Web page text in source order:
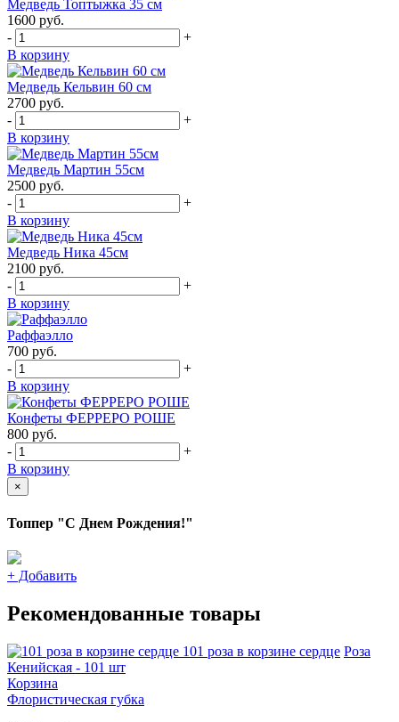
Медведь Топтыжка 35 см
1600 руб.
-
+
В корзину
Медведь Кельвин 60 см
2700 руб.
-
+
В корзину
Медведь Мартин 55см
2500 руб.
-
+
В корзину
Медведь Ника 45см
2100 руб.
-
+
В корзину
Раффаэлло
700 руб.
-
+
В корзину
Конфеты ФЕРРЕРО РОШЕ
800 руб.
-
+
В корзину
×
Топпер "С Днем Рождения!"
+ Добавить
Рекомендованные товары
101 роза в корзине сердце Роза
Кенийская - 101 шт
Корзина
Флористическая губка